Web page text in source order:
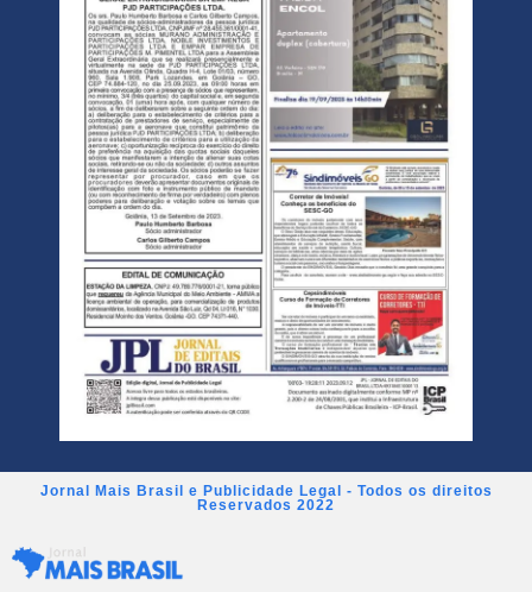
Jornal Mais Brasil e Publicidade Legal - Todos os direitos
Reservados 2022